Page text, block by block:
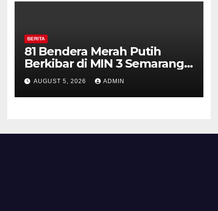
BERITA
81 Bendera Merah Putih
Berkibar di MIN 3 Semarang,
Bhabinkamtibmas Desa
Timpik Hadiri Peringatan
HUT ke-81 Kemerdekaan RI
AUGUST 5, 2026 ADMIN